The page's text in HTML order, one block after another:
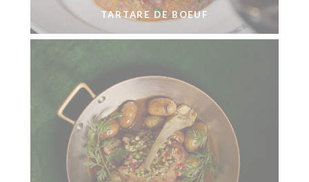
TARTARE DE BOEUF